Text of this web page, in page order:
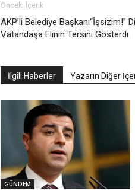
Önceki İçerik
AKP’li Belediye Başkanı“İşsizim!”
Vatandaşa Elinin Tersini Gösterdi
İlgili Haberler Yazarın Diğer
GÜNDEM